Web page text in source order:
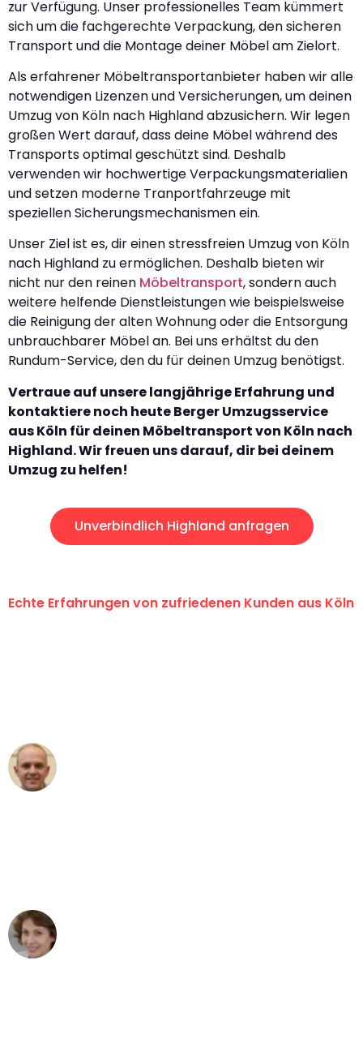
zur Verfügung. Unser professionelles Team kümmert
sich um die fachgerechte Verpackung, den sicheren
Transport und die Montage deiner Möbel am Zielort.
Als erfahrener Möbeltransportanbieter haben wir alle
notwendigen Lizenzen und Versicherungen, um deinen
Umzug von Köln nach Highland abzusichern. Wir legen
großen Wert darauf, dass deine Möbel während des
Transports optimal geschützt sind. Deshalb
verwenden wir hochwertige Verpackungsmaterialien
und setzen moderne Tranportfahrzeuge mit
speziellen Sicherungsmechanismen ein.
Unser Ziel ist es, dir einen stressfreien Umzug von Köln
nach Highland zu ermöglichen. Deshalb bieten wir
nicht nur den reinen Möbeltransport, sondern auch
weitere helfende Dienstleistungen wie beispielsweise
die Reinigung der alten Wohnung oder die Entsorgung
unbrauchbarer Möbel an. Bei uns erhältst du den
Rundum-Service, den du für deinen Umzug benötigst.
Vertraue auf unsere langjährige Erfahrung und
kontaktiere noch heute Berger Umzugsservice
aus Köln für deinen Möbeltransport von Köln nach
Highland. Wir freuen uns darauf, dir bei deinem
Umzug zu helfen!
Unverbindlich Highland anfragen
Echte Erfahrungen von zufriedenen Kunden aus Köln